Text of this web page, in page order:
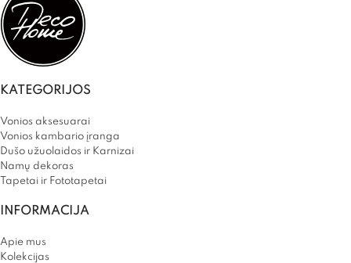
KATEGORIJOS
Vonios aksesuarai
Vonios kambario įranga
Dušo užuolaidos ir Karnizai
Namų dekoras
Tapetai ir Fototapetai
INFORMACIJA
Apie mus
Kolekcijas